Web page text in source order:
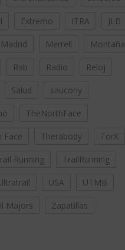
Extremo ITRA JLB
Madrid Merrell Montaña
Rab Radio Reloj
Salud saucony
TheNorthFace
Face Therabody TorX
Running TrailRunning
USA UTMB
Majors Zapatillas